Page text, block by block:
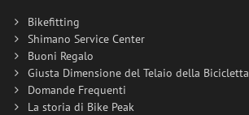
Bikefitting
Shimano Service Center
Buoni Regalo
Giusta Dimensione del Telaio della Bicicletta
Domande Frequenti
La storia di Bike Peak